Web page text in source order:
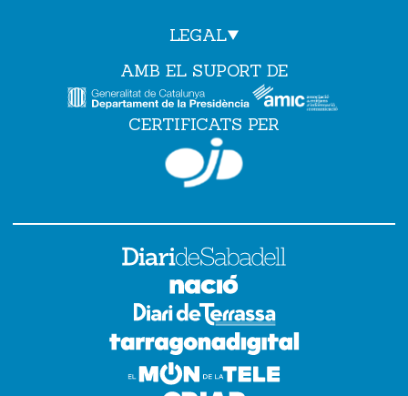
LEGAL
AMB EL SUPORT DE
CERTIFICATS PER